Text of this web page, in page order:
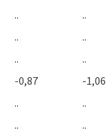
.. ..
.. ..
.. ..
-0,87 -1,06
.. ..
.. ..